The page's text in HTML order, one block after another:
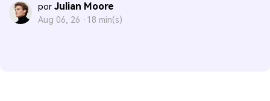
por Julian Moore
Aug 06, 26 · 18 min(s)